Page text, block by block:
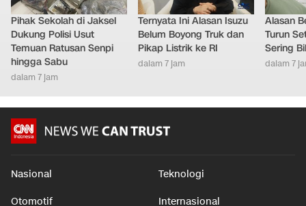
Pihak Sekolah di Jaksel
Dukung Polisi Usut
Temuan Ratusan Senpi
hingga Sabu
dalam 7 jam
Ternyata Ini Alasan Isuzu
Belum Boyong Truk dan
Pikap Listrik ke RI
dalam 7 jam
Alasan
Turun
Sering
dalam 7
Nasional Teknologi
Otomotif Internasional